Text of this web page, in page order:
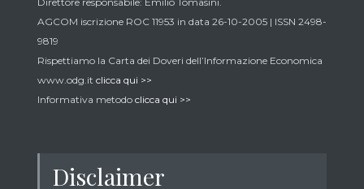
AGCOM iscrizione ROC 11953 in data 26-10-2005 | ISSN 2498-
9819
Rispettiamo la Carta dei Doveri dell’Informazione Economica
www.odg.it clicca qui >>
Informativa metodo clicca qui >>
Disclaimer